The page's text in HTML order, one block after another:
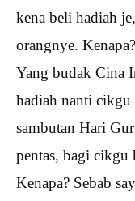
kena beli hadiah
orangnye.
Yang budak Cina
hadiah nanti
sambutan Hari
pentas, bagi cikgu
Kenapa? Sebab